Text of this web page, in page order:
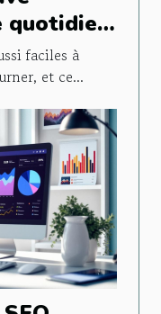
quotidien
faciles à
et ce...